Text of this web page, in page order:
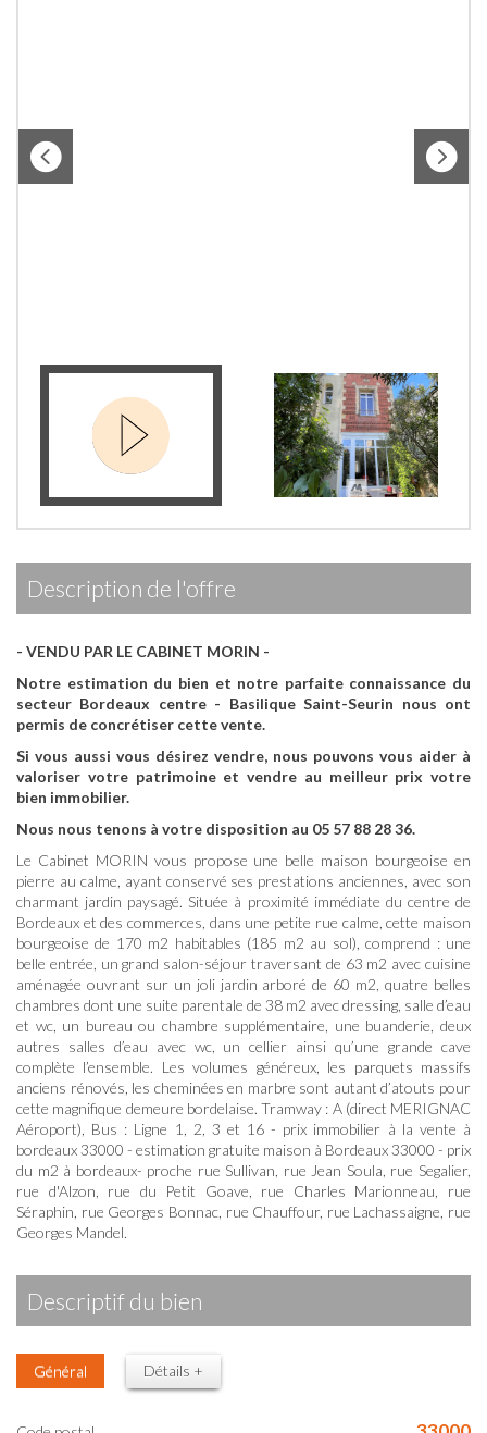
description de l'offre
- VENDU PAR LE CABINET MORIN -
Notre estimation du bien et notre parfaite connaissance du
secteur Bordeaux centre - Basilique Saint-Seurin nous ont
permis de concrétiser cette vente.
Si vous aussi vous désirez vendre, nous pouvons vous aider à
valoriser votre patrimoine et vendre au meilleur prix votre
bien immobilier.
Nous nous tenons à votre disposition au 05 57 88 28 36.
Le Cabinet MORIN vous propose une belle maison bourgeoise en
pierre au calme, ayant conservé ses prestations anciennes, avec son
charmant jardin paysagé. Située à proximité immédiate du centre de
Bordeaux et des commerces, dans une petite rue calme, cette maison
bourgeoise de 170 m2 habitables (185 m2 au sol), comprend : une
belle entrée, un grand salon-séjour traversant de 63 m2 avec cuisine
aménagée ouvrant sur un joli jardin arboré de 60 m2, quatre belles
chambres dont une suite parentale de 38 m2 avec dressing, salle d’eau
et wc, un bureau ou chambre supplémentaire, une buanderie, deux
autres salles d’eau avec wc, un cellier ainsi qu’une grande cave
complète l’ensemble. Les volumes généreux, les parquets massifs
anciens rénovés, les cheminées en marbre sont autant d’atouts pour
cette magnifique demeure bordelaise. Tramway : A (direct MERIGNAC
Aéroport), Bus : Ligne 1, 2, 3 et 16 - prix immobilier à la vente à
bordeaux 33000 - estimation gratuite maison à Bordeaux 33000 - prix
du m2 à bordeaux- proche rue Sullivan, rue Jean Soula, rue Segalier,
rue d'Alzon, rue du Petit Goave, rue Charles Marionneau, rue
Séraphin, rue Georges Bonnac, rue Chauffour, rue Lachassaigne, rue
Georges Mandel.
descriptif du bien
Général Détails +